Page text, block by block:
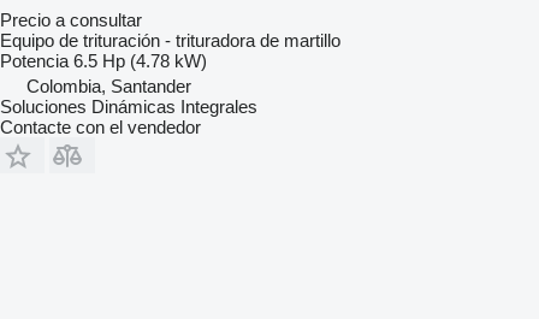
Precio a consultar
Equipo de trituración - trituradora de martillo
Potencia 6.5 Hp (4.78 kW)
Colombia, Santander
Soluciones Dinámicas Integrales
Contacte con el vendedor